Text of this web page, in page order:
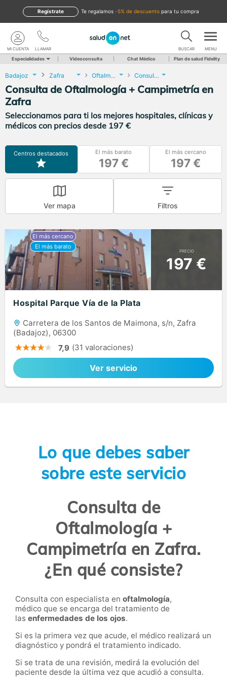
te regalamos -5% de descuento para tu compra
Regístrate
LLAMAR
MI CUENTA BUSCAR MENU
Especialidades Videoconsulta Chat Médico Plan de salud Fidelity
Badajoz Zafra Oftalmología Consulta de Oftalmología + Campimetría
Consulta de Oftalmología + Campimetría en
Zafra
Seleccionamos para ti los mejores hospitales, clínicas y
médicos con precios desde 197 €
Centros destacados El más barato
197 €
El más cercano
197 €
Ver mapa Filtros
PRECIO
197 €
Hospital Parque Vía de la Plata
Carretera de los Santos de Maimona, s/n, Zafra
(Badajoz), 06300
7,9 (31 valoraciones)
Ver servicio
Lo que debes saber
sobre este servicio
Consulta de
Oftalmología +
Campimetría en Zafra.
¿En qué consiste?
Consulta con especialista en oftalmología,
médico que se encarga del tratamiento de
las enfermedades de los ojos.
Si es la primera vez que acude, el médico realizará un
diagnóstico y pondrá el tratamiento indicado.
Si se trata de una revisión, medirá la evolución del
paciente desde la última vez que acudió a consulta.